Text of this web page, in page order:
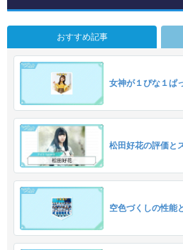
おすすめ記事
女神が１ぴな１ぱ
松田好花の評価と
空色づくしの性能